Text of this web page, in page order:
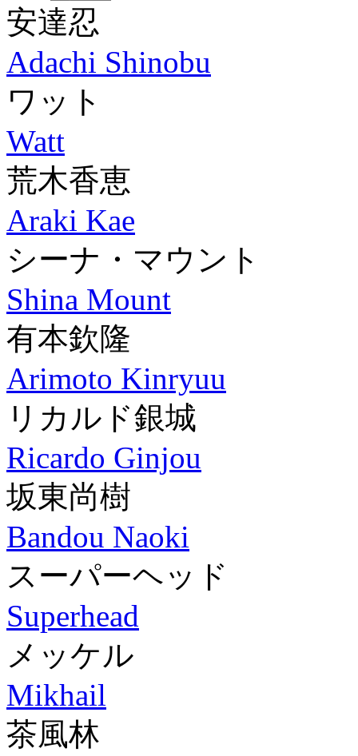
安達忍
Adachi Shinobu
ワット
Watt
荒木香恵
Araki Kae
シーナ・マウント
Shina Mount
有本欽隆
Arimoto Kinryuu
リカルド銀城
Ricardo Ginjou
坂東尚樹
Bandou Naoki
スーパーヘッド
Superhead
メッケル
Mikhail
茶風林